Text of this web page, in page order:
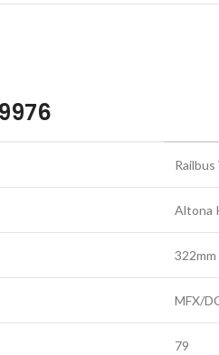
Altona
322mm
MFX/
79